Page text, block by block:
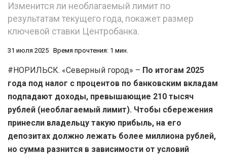
Изменится ли необлагаемый лимит по
результатам текущего года, покажет размер
ключевой ставки Центробанка.
31 июля 2025 Время прочтения: 1 мин.
#НОРИЛЬСК. «Северный город» – По итогам 2025
года под налог с процентов по банковским вкладам
подпадают доходы, превышающие 210 тысяч
рублей (необлагаемый лимит). Чтобы сбережения
принесли владельцу такую прибыль, на его
депозитах должно лежать более миллиона рублей,
но сумма разнится в зависимости от условий